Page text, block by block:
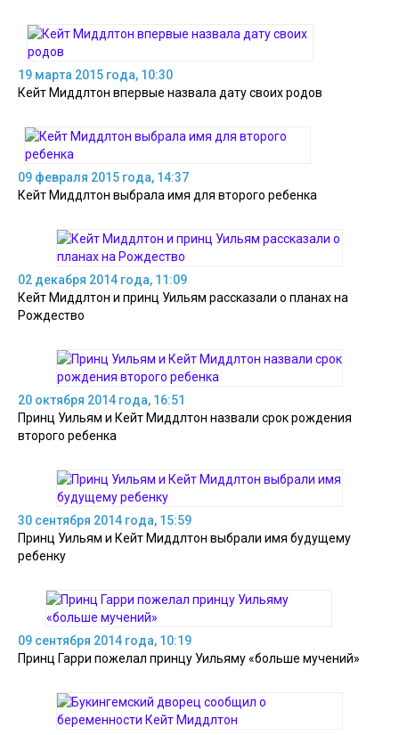
19 марта 2015 года, 10:30
Кейт Миддлтон впервые назвала дату своих родов
09 февраля 2015 года, 14:37
Кейт Миддлтон выбрала имя для второго ребенка
02 декабря 2014 года, 11:09
Кейт Миддлтон и принц Уильям рассказали о планах на
Рождество
20 октября 2014 года, 16:51
Принц Уильям и Кейт Миддлтон назвали срок рождения
второго ребенка
30 сентября 2014 года, 15:59
Принц Уильям и Кейт Миддлтон выбрали имя будущему
ребенку
09 сентября 2014 года, 10:19
Принц Гарри пожелал принцу Уильяму «больше мучений»